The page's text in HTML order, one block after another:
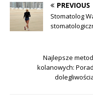
PREVIOUS
Stomatolog
Najlepsze
kolanowych: